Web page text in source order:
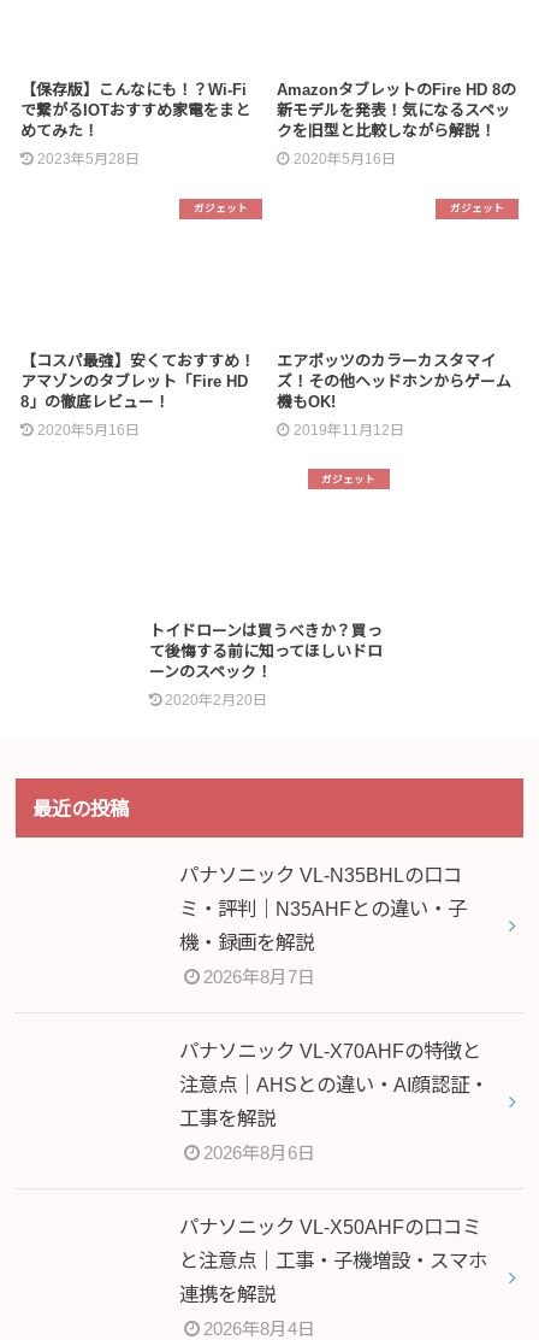
【保存版】こんなにも！？Wi-Fi
で繋がるIOTおすすめ家電をまと
めてみた！
2023年5月28日
AmazonタブレットのFire HD 8の
新モデルを発表！気になるスペッ
クを旧型と比較しながら解説！
2020年5月16日
ガジェット
【コスパ最強】安くておすすめ！
アマゾンのタブレット「Fire HD
8」の徹底レビュー！
2020年5月16日
ガジェット
エアポッツのカラーカスタマイ
ズ！その他ヘッドホンからゲーム
機もOK!
2019年11月12日
ガジェット
トイドローンは買うべきか？買っ
て後悔する前に知ってほしいドロ
ーンのスペック！
2020年2月20日
最近の投稿
パナソニック VL-N35BHLの口コ
ミ・評判｜N35AHFとの違い・子
機・録画を解説
2026年8月7日
パナソニック VL-X70AHFの特徴と
注意点｜AHSとの違い・AI顔認証・
工事を解説
2026年8月6日
パナソニック VL-X50AHFの口コミ
と注意点｜工事・子機増設・スマホ
連携を解説
2026年8月4日